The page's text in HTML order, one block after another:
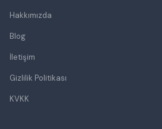
Hakkımızda
Blog
İletişim
Gizlilik Politikası
KVKK